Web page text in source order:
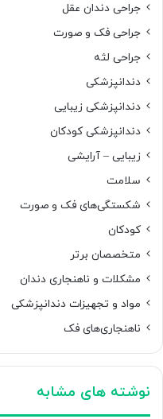
جراحی دندان عقل
جراحی فک و صورت
جراحی لثه
دندانپزشکی
دندانپزشکی زیبایی
دندانپزشکی کودکان
زیبایی – آرایشی
سلامت
شکستگی‌های فک و صورت
کودکان
متخصصان برتر
مشکلات و ناهنجاری دندان
مواد و تجهیزات دندانپزشکی
ناهنجاری‌های فک
نوشته های مشابه